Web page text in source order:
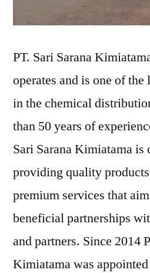
PT. Sari Sarana
operates and is one of the
in the chemical
than 50 years of
Sari Sarana Kimiatama is
providing quality
premium services that
beneficial partnerships
and partners. Since 2014
Kimiatama was